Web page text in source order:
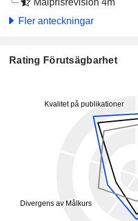
Målprisrevision 4m
Fler anteckningar
Rating Förutsägbarhet